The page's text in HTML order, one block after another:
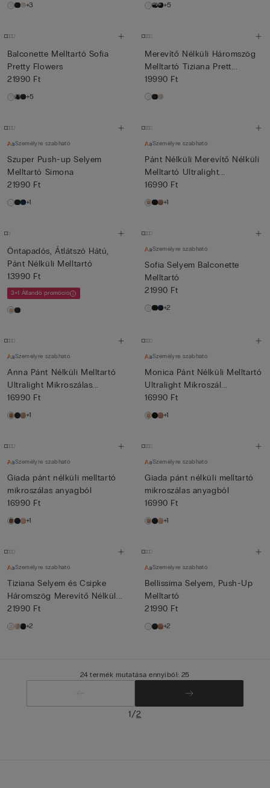
+3 +5
Balconette Melltartó Sofia
Pretty Flowers
21990 Ft
+5
Merevítő Nélküli Háromszög
Melltartó Tiziana Prett...
19990 Ft
Személyre szabható
Szuper Push-up Selyem
Melltartó Simona
21990 Ft
+1
Személyre szabható
Pánt Nélküli Merevítő Nélküli
Melltartó Ultralight...
16990 Ft
+1
Öntapadós, Átlátszó Hátú,
Pánt Nélküli Melltartó
13990 Ft
3+1 Állandó promóció
Személyre szabható
Sofia Selyem Balconette
Melltartó
21990 Ft
+2
Személyre szabható
Anna Pánt Nélküli Melltartó
Ultralight Mikroszálas...
16990 Ft
+1
Személyre szabható
Monica Pánt Nélküli Melltartó
Ultralight Mikroszál...
16990 Ft
+1
Személyre szabható
Giada pánt nélküli melltartó
mikroszálas anyagból
16990 Ft
+1
Személyre szabható
Giada pánt nélküli melltartó
mikroszálas anyagból
16990 Ft
+1
Személyre szabható
Tiziana Selyem és Csipke
Háromszög Merevítő Nélkül...
21990 Ft
+2
Személyre szabható
Bellissima Selyem, Push-Up
Melltartó
21990 Ft
+2
24 termék mutatása ennyiből: 25
1/2